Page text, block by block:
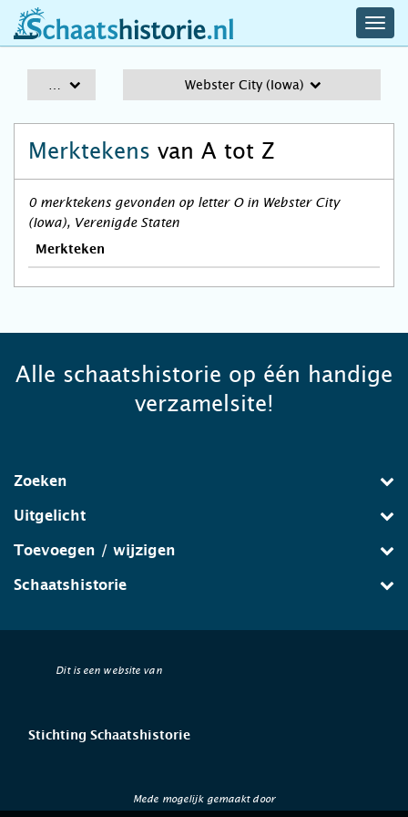
schaatshistorie.nl
Webster City (Iowa)
Merktekens van A tot Z
0 merktekens gevonden op letter O in Webster City
(Iowa), Verenigde Staten
Merkteken
Alle schaatshistorie op één handige
verzamelsite!
Zoeken
Uitgelicht
Toevoegen / wijzigen
Schaatshistorie
Dit is een website van
Stichting Schaatshistorie
Mede mogelijk gemaakt door